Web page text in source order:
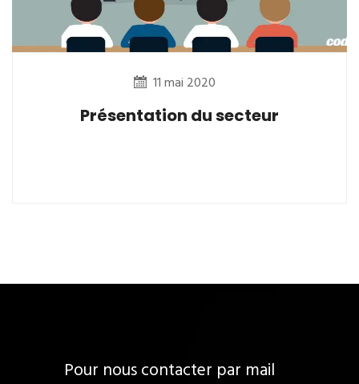
11 mai 2020
Présentation du secteur
Pour nous contacter par mail